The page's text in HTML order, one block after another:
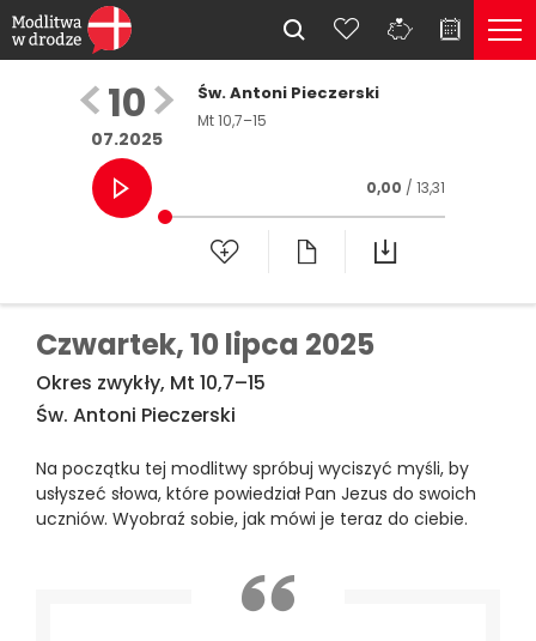
10
07.2025
Św. Antoni Pieczerski
Mt 10,7–15
0,00 / 13,31
Czwartek,10 lipca 2025
Okres zwykły, Mt 10,7–15
Św. Antoni Pieczerski
Na początku tej modlitwy spróbuj wyciszyć myśli, by
usłyszeć słowa, które powiedział Pan Jezus do swoich
uczniów. Wyobraź sobie, jak mówi je teraz do ciebie.